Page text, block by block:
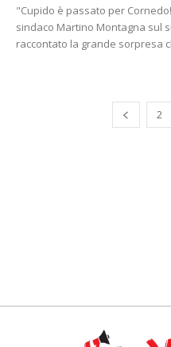
"Cupido è passato per
sindaco Martino Montagna sul
raccontato la grande sorpresa
2